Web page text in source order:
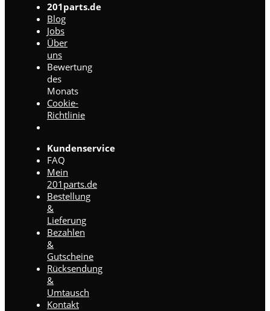
201parts.de
Blog
Jobs
Über
uns
Bewertung
des
Monats
Cookie-
Richtlinie
Kundenservice
FAQ
Mein
201parts.de
Bestellung
&
Lieferung
Bezahlen
&
Gutscheine
Rücksendung
&
Umtausch
Kontakt